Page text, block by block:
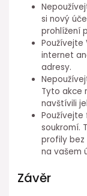
si nový
prohlížení
Používejte
internet
adresy.
Tyto akce
navštívili
Používejte
soukromí.
profily bez
na vašem
Závěr